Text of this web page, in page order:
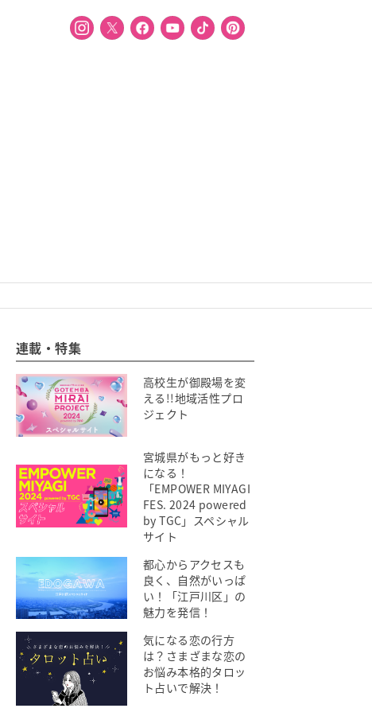
連載・特集
高校生が御殿場を変
える!!地域活性プロ
ジェクト
宮城県がもっと好き
になる！
「EMPOWER MIYAGI
FES. 2024 powered
by TGC」スペシャル
サイト
都心からアクセスも
良く、自然がいっぱ
い！「江戸川区」の
魅力を発信！
気になる恋の行方
は？さまざまな恋の
お悩み本格的タロッ
ト占いで解決！